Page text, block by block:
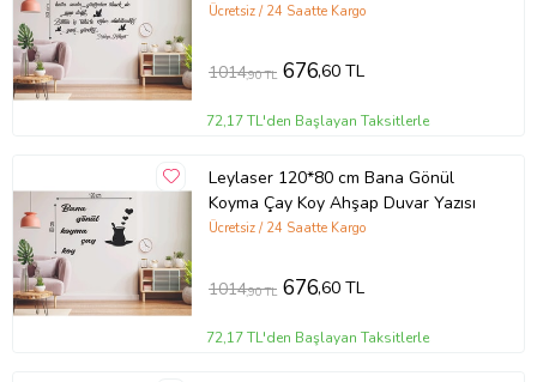
Ücretsiz / 24 Saatte Kargo
1014,90 TL 676,60 TL
72,17 TL'den Başlayan Taksitlerle
Leylaser 120*80 cm Bana Gönül
Koyma Çay Koy Ahşap Duvar Yazısı
Ücretsiz / 24 Saatte Kargo
1014,90 TL 676,60 TL
72,17 TL'den Başlayan Taksitlerle